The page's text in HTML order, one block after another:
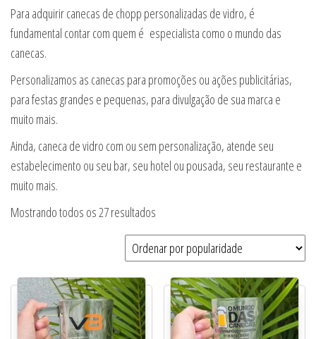
Para adquirir canecas de chopp personalizadas de vidro, é
fundamental contar com quem é especialista como o mundo das
canecas.
Personalizamos as canecas para promoções ou ações publicitárias,
para festas grandes e pequenas, para divulgação de sua marca e
muito mais.
Ainda, caneca de vidro com ou sem personalização, atende seu
estabelecimento ou seu bar, seu hotel ou pousada, seu restaurante e
muito mais.
Mostrando todos os 27 resultados